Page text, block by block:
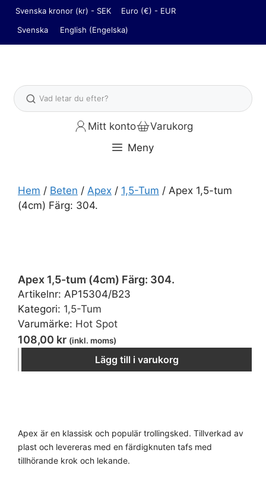
Hoppa
innehåll
Svenska kronor (kr) - SEK Euro (€) - EUR
Svenska English (Engelska)
Mitt konto
Varukorg
Meny
Hem / Beten / Apex / 1,5-Tum / Apex 1,5-tum
(4cm) Färg: 304.
Apex 1,5-tum (4cm) Färg: 304.
108,00 kr (inkl. moms)
Lägg till i varukorg
Artikelnr: AP15304/B23
Kategori: 1,5-Tum
Varumärke: Hot Spot
Apex är en klassisk och populär trollingsked. Tillverkad av
plast och levereras med en färdigknuten tafs med
tillhörande krok och lekande.